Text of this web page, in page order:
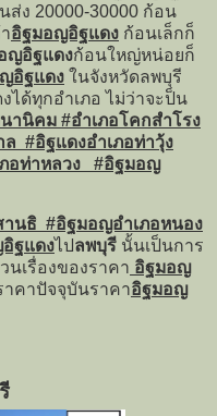
ส่ง 20000-30000 ก้อน
อิฐมอญอิฐแดง ก้อนเล็กก็
ญอิฐแดงก้อนใหญ่หน่อยก็
อิฐแดง ในจังหวัดลพบุรี
ได้ทุกอำเภอ ไม่ว่าจะป็น
านิคม #อำเภอโคกสำโรง
ล #อิฐแดงอำเภอท่าวุ้ง
อท่าหลวง #อิฐมอญ
านธิ #อิฐมอญอำเภอหนอง
ฐแดงไป ลพบุรี นั้นเป็นการ
เรื่องของราคา อิฐมอญ
คาปัจจุบันราคาอิฐมอญ